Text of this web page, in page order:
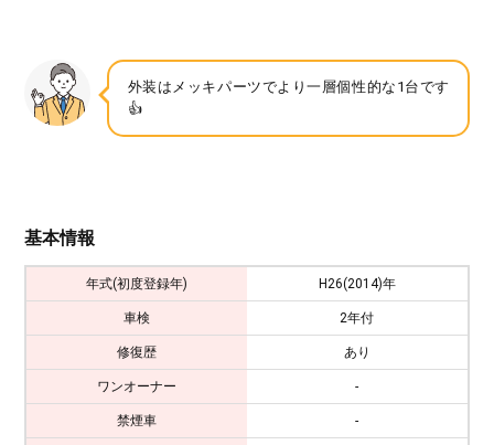
外装はメッキパーツでより一層個性的な1台です
👍
基本情報
年式(初度登録年) H26(2014)年
車検 2年付
修復歴 あり
ワンオーナー -
禁煙車 -